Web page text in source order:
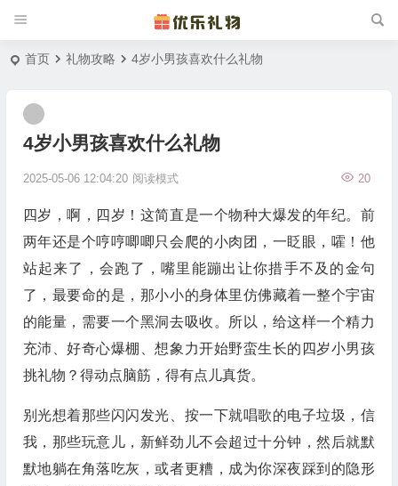
首页 礼物攻略 4岁小男孩喜欢什么礼物
4岁小男孩喜欢什么礼物
2025-05-06 12:04:20 20
阅读模式
四岁，啊，四岁！这简直是一个物种大爆发的年纪。前
两年还是个哼哼唧唧只会爬的小肉团，一眨眼，嚯！他
站起来了，会跑了，嘴里能蹦出让你措手不及的金句
了，最要命的是，那小小的身体里仿佛藏着一整个宇宙
的能量，需要一个黑洞去吸收。所以，给这样一个精力
充沛、好奇心爆棚、想象力开始野蛮生长的四岁小男孩
挑礼物？得动点脑筋，得有点儿真货。
别光想着那些闪闪发光、按一下就唱歌的电子垃圾，信
我，那些玩意儿，新鲜劲儿不会超过十分钟，然后就默
默地躺在角落吃灰，或者更糟，成为你深夜踩到的隐形